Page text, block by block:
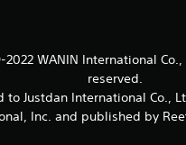
2022 WANIN International
reserved.
to Justdan International Co.,
Inc. and published by